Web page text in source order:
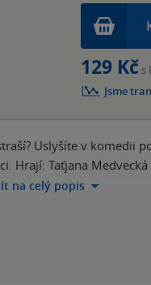
129 Kč s
Jsme
Uslyšíte v komedii
Taťjana Medvecká
na celý popis